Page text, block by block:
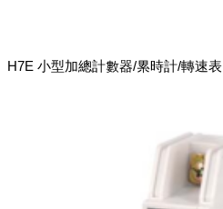
H7E 小型加總計數器/累時計/轉速表